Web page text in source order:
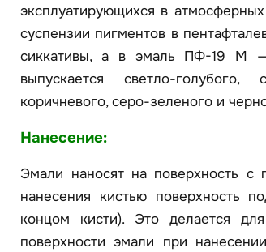
эксплуатирующихся в
суспензии пигментов в
сиккативы, а в эмаль ПФ-19 М —
выпускается светло-голубого,
коричневого, серо-зеленого и
Нанесение:
Эмали наносят на поверхность с
нанесения кистью поверхность
концом кисти). Это делается
поверхности эмали при